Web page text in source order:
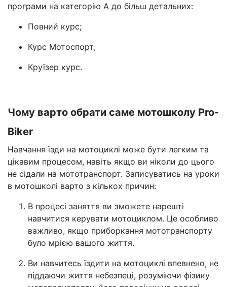
програми на категорію А до більш детальних:
Повний курс;
Курс Мотоспорт;
Круїзер курс.
Чому варто обрати саме мотошколу Pro-
Biker
Навчання їзди на мотоциклі може бути легким та
цікавим процесом, навіть якщо ви ніколи до цього
не сідали на мототранспорт. Записуватись на уроки
в мотошколі варто з кількох причин:
В процесі заняття ви зможете нарешті
навчитися керувати мотоциклом. Це особливо
важливо, якщо приборкання мототранспорту
було мрією вашого життя.
Ви навчитесь їздити на мотоциклі впевнено, не
піддаючи життя небезпеці, розуміючи фізику